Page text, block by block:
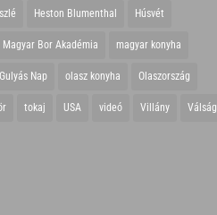
Heston Blumenthal Húsvét
Magyar Bor Akadémia magyar konyha
Nap olasz konyha Olaszország
tokaj USA videó Villány Válság